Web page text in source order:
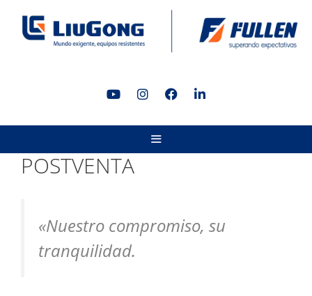
POSTVENTA
«Nuestro compromiso, su
tranquilidad.